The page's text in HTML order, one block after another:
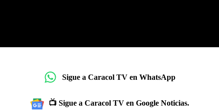
Sigue a Caracol TV en WhatsApp
📺 Sigue a Caracol TV en Google Noticias.